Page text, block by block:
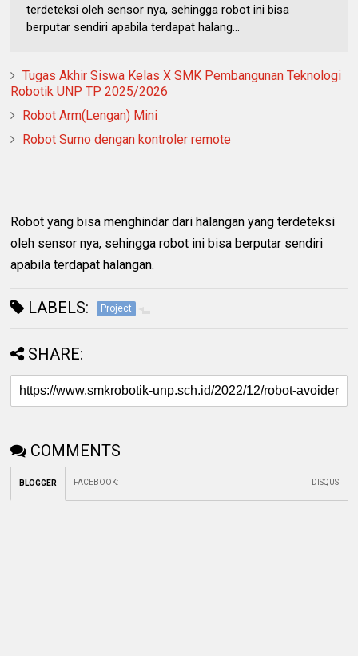
terdeteksi oleh sensor nya, sehingga robot ini bisa
berputar sendiri apabila terdapat halang...
Tugas Akhir Siswa Kelas X SMK Pembangunan Teknologi
Robotik UNP TP 2025/2026
Robot Arm(Lengan) Mini
Robot Sumo dengan kontroler remote
Robot yang bisa menghindar dari halangan yang terdeteksi
oleh sensor nya, sehingga robot ini bisa berputar sendiri
apabila terdapat halangan.
LABELS: Project
SHARE:
COMMENTS
BLOGGER FACEBOOK: DISQUS